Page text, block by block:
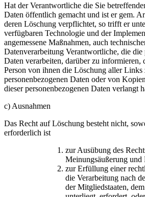
Hat der Verantwortliche die Sie
Daten öffentlich gemacht und ist er gem.
deren Löschung verpflichtet, so trifft er
verfügbaren Technologie und der
angemessene Maßnahmen, auch
Datenverarbeitung Verantwortliche, die die
Daten verarbeiten, darüber zu informieren,
Person von ihnen die Löschung aller Links
personenbezogenen Daten oder von
dieser personenbezogenen Daten verlangt
c) Ausnahmen
Das Recht auf Löschung besteht nicht,
erforderlich ist
zur Ausübung des
Meinungsäußerung und
zur Erfüllung einer
die Verarbeitung nach
der Mitgliedstaaten,